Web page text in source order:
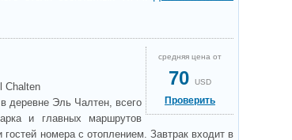
средняя цена от
70 USD
Проверить
Chalten
деревне Эль Чалтен, всего
и главных маршрутов
номера с отоплением. Завтрак входит в